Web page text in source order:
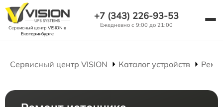
Сервисный центр VISION в
Екатеринбурге
+7 (343) 226-93-53
Ежедневно с 9:00 до 21:00
Сервисный центр VISION Каталог устройств